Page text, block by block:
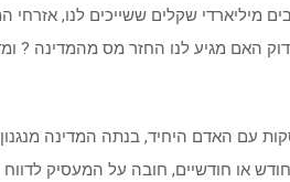
מיליארדי שקלים ששייכים לנו,
האם מגיע לנו החזר מס מהמדינה ?
עם האדם היחיד, בנתה המדינה
או חודשיים, חובה על המעסיק